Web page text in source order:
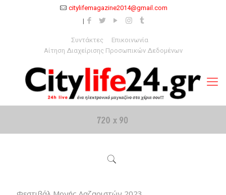
citylifemagazine2014@gmail.com
Συντάκτες
Επικοινωνία
Αίτηση Διαχείρισης Προσωπικών Δεδομένων